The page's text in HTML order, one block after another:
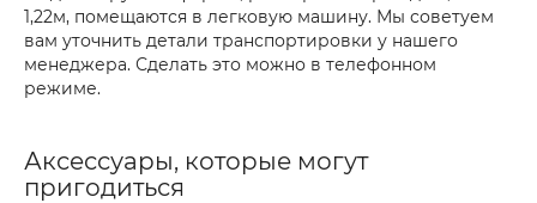
1,22м, помещаются в легковую машину. Мы советуем
вам уточнить детали транспортировки у нашего
менеджера. Сделать это можно в телефонном
режиме.
Аксессуары, которые могут
пригодиться